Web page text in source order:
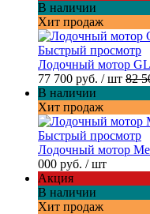
В наличии
Хит продаж
Быстрый просмотр
Лодочный мотор
77 700 руб. / шт 82
В наличии
Хит продаж
Быстрый просмотр
Лодочный мотор
000 руб. / шт
Акция
В наличии
Хит продаж